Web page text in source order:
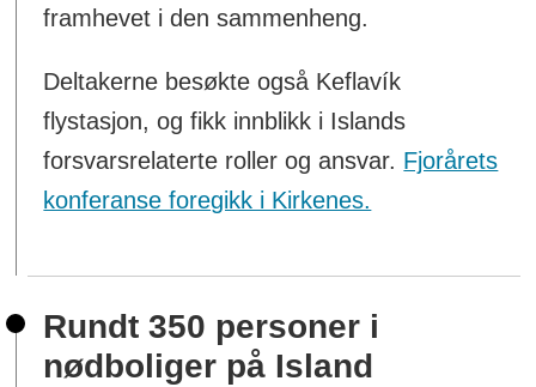
framhevet i den sammenheng.
Deltakerne besøkte også Keflavík
flystasjon, og fikk innblikk i Islands
forsvarsrelaterte roller og ansvar. Fjorårets
konferanse foregikk i Kirkenes.
Rundt 350 personer i
nødboliger på Island